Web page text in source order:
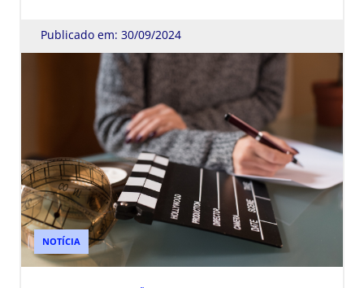
Publicado em: 30/09/2024
NOTÍCIA